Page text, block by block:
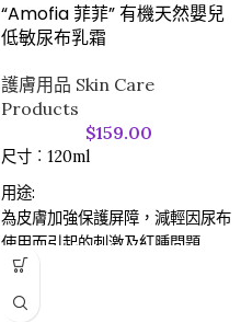
“Amofia 菲菲” 有機天然嬰兒
低敏尿布乳霜
護膚用品 Skin Care
Products
$159.00
尺寸︰120ml
用途:
為皮膚加強保護屏障，減輕因尿布
使用而引起的刺激及紅腫問題
用法:
請先清潔並抺乾寶寶的臀部，在與